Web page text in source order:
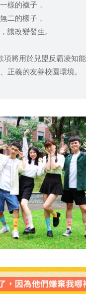
樣的襪子，
二的樣子，
讓改變發生。
項將用於兒盟反霸凌知
正義的友善校園環境。